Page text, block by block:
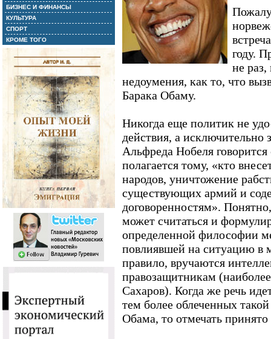
БИЗНЕС И ФИНАНСЫ
КУЛЬТУРА
СПОРТ
КРОМЕ ТОГО
году.
не раз,
недоумения, как то, что
Барака Обаму.
Никогда еще политик не
действия, а
Альфреда Нобеля
полагается тому, «кто
народов, уничтожение
существующих армий и
договоренностям».
может считаться и
определенной философии
повлиявшей на ситуацию в
правило, вручаются
правозащитникам
Сахаров). Когда же речь
тем более облеченных
Обама, то отмечать